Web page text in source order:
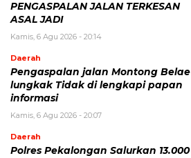
PENGASPALAN JALAN TERKESAN
ASAL JADI
Kamis, 6 Agu 2026 - 20:14
Daerah
Pengaspalan jalan Montong Belae
lungkak Tidak di lengkapi papan
informasi
Kamis, 6 Agu 2026 - 20:07
Daerah
Polres Pekalongan Salurkan 13.000